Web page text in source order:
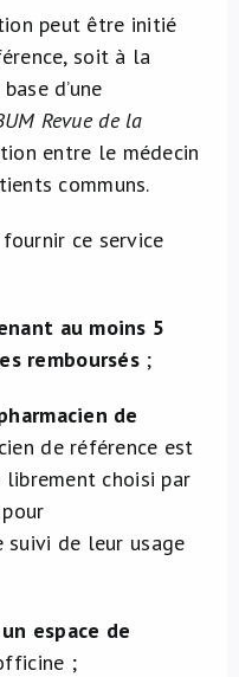
peut être initié
soit à la
d’une
Revue de la
entre le médecin
communs.
ce service
au moins 5
remboursés ;
de
de référence est
librement choisi par
suivi de leur usage
un espace de
;